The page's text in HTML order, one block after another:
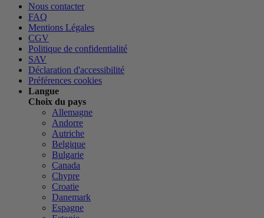
Nous contacter
FAQ
Mentions Légales
CGV
Politique de confidentialité
SAV
Déclaration d'accessibilité
Préférences cookies
Langue
Choix du pays
Allemagne
Andorre
Autriche
Belgique
Bulgarie
Canada
Chypre
Croatie
Danemark
Espagne